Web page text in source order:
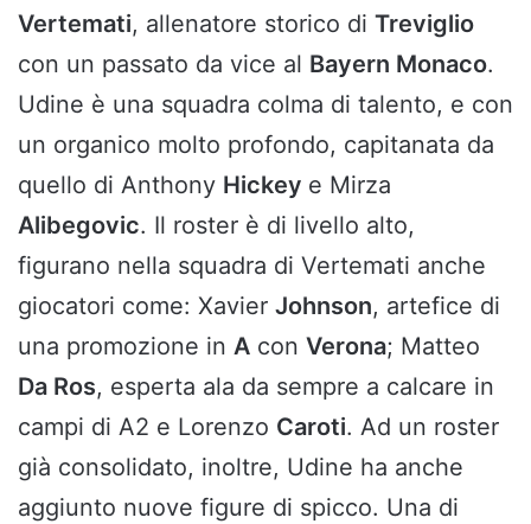
Vertemati, allenatore storico di Treviglio
con un passato da vice al Bayern Monaco.
Udine è una squadra colma di talento, e con
un organico molto profondo, capitanata da
quello di Anthony Hickey e Mirza
Alibegovic. Il roster è di livello alto,
figurano nella squadra di Vertemati anche
giocatori come: Xavier Johnson, artefice di
una promozione in A con Verona; Matteo
Da Ros, esperta ala da sempre a calcare in
campi di A2 e Lorenzo Caroti. Ad un roster
già consolidato, inoltre, Udine ha anche
aggiunto nuove figure di spicco. Una di